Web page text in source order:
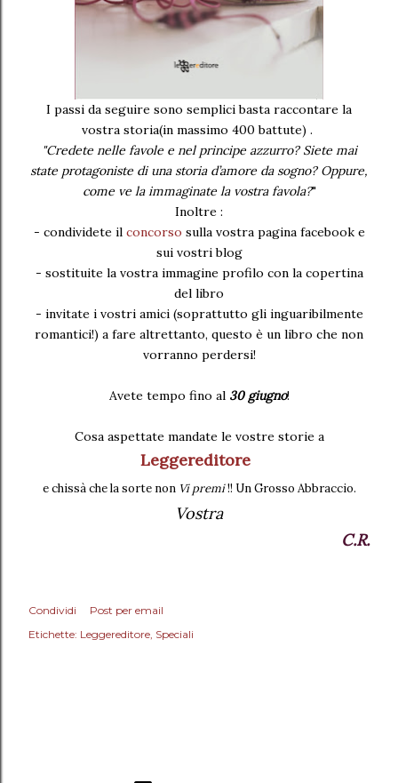
I passi da seguire sono semplici basta raccontare la
vostra storia(in massimo 400 battute) .
"Credete nelle favole e nel principe azzurro? Siete mai
state protagoniste di una storia d’amore da sogno? Oppure,
come ve la immaginate la vostra favola?"
Inoltre :
- condividete il concorso sulla vostra pagina facebook e
sui vostri blog
- sostituite la vostra immagine profilo con la copertina
del libro
- invitate i vostri amici (soprattutto gli inguaribilmente
romantici!) a fare altrettanto, questo è un libro che non
vorranno perdersi!
Avete tempo fino al 30 giugno!
Cosa aspettate mandate le vostre storie a
Leggereditore
e chissà che la sorte non Vi premi!! Un Grosso Abbraccio.
Vostra
C.R.
Condividi
Post per email
Etichette: Leggereditore Speciali